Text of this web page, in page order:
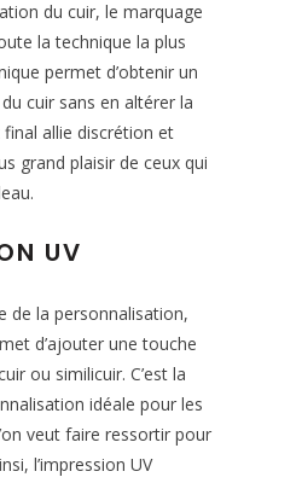
du cuir, le marquage
la technique la plus
permet d’obtenir un
cuir sans en altérer la
allie discrétion et
grand plaisir de ceux qui
UV
de la personnalisation,
d’ajouter une touche
ou similicuir. C’est la
idéale pour les
veut faire ressortir pour
l’impression UV